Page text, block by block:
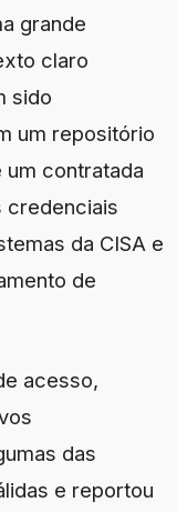
grande
claro
sido
um repositório
um contratada
credenciais
da CISA e
de
acesso,
das
e reportou